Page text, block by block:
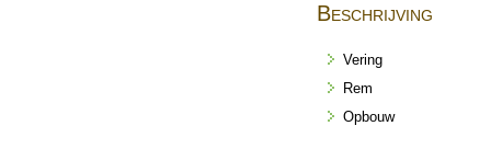
Beschrijving
Vering
Rem
Opbouw